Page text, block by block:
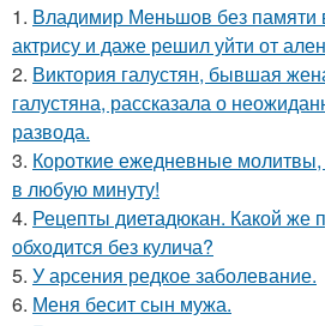
1. Владимир Меньшов без
актрису и даже решил уйти от
2. Виктория галустян, бывшая
галустяна, рассказала о
развода.
3. Короткие ежедневные
в любую минуту!
4. Рецепты диетадюкан. Какой же
обходится без кулича?
5. У арсения редкое заболевание.
6. Меня бесит сын мужа.